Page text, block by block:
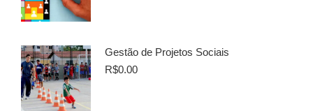
Gestão de Projetos Sociais
R$0.00